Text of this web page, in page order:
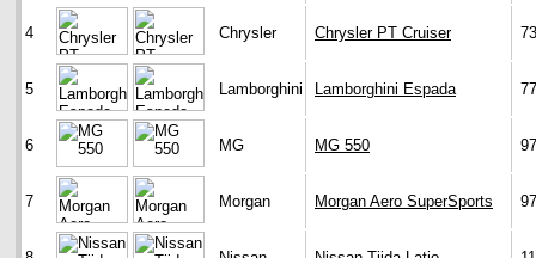
4 Chrysler Chrysler PT Cruiser
5 Lamborghini Lamborghini Espada
6 MG MG 550
7 Morgan Morgan Aero SuperSports